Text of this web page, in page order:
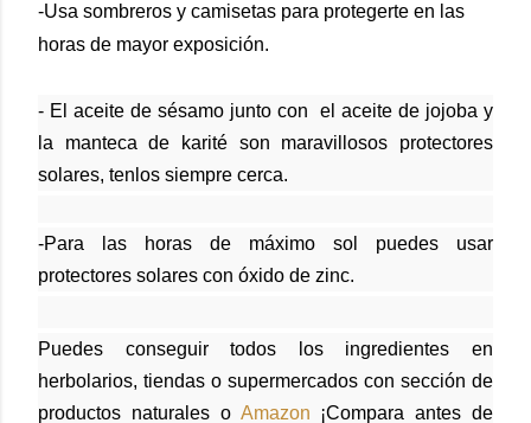
-Usa sombreros y camisetas para protegerte en las
horas de mayor exposición.
- El aceite de sésamo junto con el aceite de jojoba y
la manteca de karité son maravillosos protectores
solares, tenlos siempre cerca.
-Para las horas de máximo sol puedes usar
protectores solares con óxido de zinc.
Puedes conseguir todos los ingredientes en
herbolarios, tiendas o supermercados con sección de
productos naturales o Amazon ¡Compara antes de